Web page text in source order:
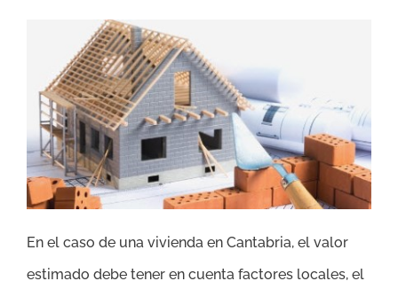
En el caso de una vivienda en Cantabria, el valor
estimado debe tener en cuenta factores locales, el